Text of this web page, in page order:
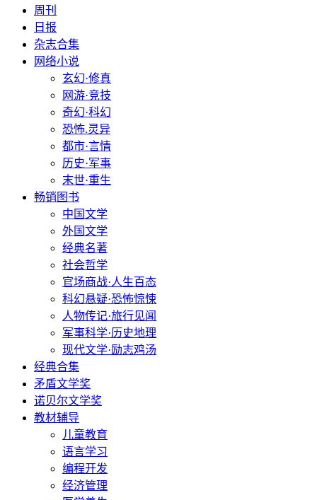
周刊
日报
杂志合集
网络小说
玄幻·修真
网游·竞技
奇幻·科幻
恐怖.灵异
都市·言情
历史·军事
末世·重生
畅销图书
中国文学
外国文学
经典名著
社会哲学
官场商战·人生百态
科幻悬疑·恐怖惊悚
人物传记·旅行见闻
军事科学·历史地理
现代文学·励志鸡汤
经典合集
矛盾文学奖
诺贝尔文学奖
教材辅导
儿童教育
语言学习
编程开发
经济管理